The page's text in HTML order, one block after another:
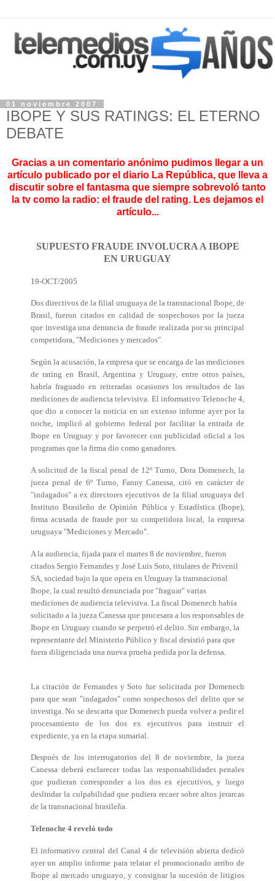
01 noviembre 2007
IBOPE Y SUS RATINGS: EL ETERNO
DEBATE
Gracias a un comentario anónimo pudimos llegar a un
artículo publicado por el diario La República, que lleva a
discutir sobre el fantasma que siempre sobrevoló tanto
la tv como la radio: el fraude del rating. Les dejamos el
artículo...
SUPUESTO FRAUDE INVOLUCRA A IBOPE
EN URUGUAY
19-OCT/2005
Dos directivos de la filial uruguaya de la transnacional Ibope, de
Brasil, fueron citados en calidad de sospechosos por la jueza
que investiga una denuncia de fraude realizada por su principal
competidora, "Mediciones y mercados".
Según la acusación, la empresa que se encarga de las mediciones
de rating en Brasil, Argentina y Uruguay, entre otros países,
habría fraguado en reiteradas ocasiones los resultados de las
mediciones de audiencia televisiva. El informativo Telenoche 4,
que dio a conocer la noticia en un extenso informe ayer por la
noche, implicó al gobierno federal por facilitar la entrada de
Ibope en Uruguay y por favorecer con publicidad oficial a los
programas que la firma dio como ganadores.
A solicitud de la fiscal penal de 12º Turno, Dora Domenech, la
jueza penal de 6º Turno, Fanny Canessa, citó en carácter de
"indagados" a ex directores ejecutivos de la filial uruguaya del
Instituto Brasileño de Opinión Pública y Estadística (Ibope),
firma acusada de fraude por su competidora local, la empresa
uruguaya "Mediciones y Mercado".
A la audiencia, fijada para el martes 8 de noviembre, fueron
citados Sergio Fernandes y José Luis Soto, titulares de Privenil
SA, sociedad bajo la que opera en Uruguay la transnacional
Ibope, la cual resultó denunciada por "fraguar" varias
mediciones de audiencia televisiva. La fiscal Domenech había
solicitado a la jueza Canessa que procesara a los responsables de
Ibope en Uruguay cuando se perpetró el delito. Sin embargo, la
representante del Ministerio Público y fiscal desistió para que
fuera diligenciada una nueva prueba pedida por la defensa.
La citación de Fernandes y Soto fue solicitada por Domenech
para que sean "indagados" como sospechosos del delito que se
investiga. No se descarta que Domenech pueda volver a pedir el
procesamiento de los dos ex ejecutivos para instruir el
expediente, ya en la etapa sumarial.
Después de los interrogatorios del 8 de noviembre, la jueza
Canessa deberá esclarecer todas las responsabilidades penales
que pudieran corresponder a los dos ex ejecutivos, y luego
deslindar la culpabilidad que pudiera recaer sobre altos jerarcas
de la transnacional brasileña.
Telenoche 4 reveló todo
El informativo central del Canal 4 de televisión abierta dedicó
ayer un amplio informe para relatar el promocionado arribo de
Ibope al mercado uruguayo, y consignar la sucesión de litigios